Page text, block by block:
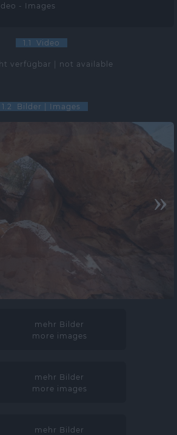
- Images
1.1 Video
verfügbar | not available
1.2 Bilder | Images
»
mehr Bilder
more images
mehr Bilder
more images
mehr Bilder